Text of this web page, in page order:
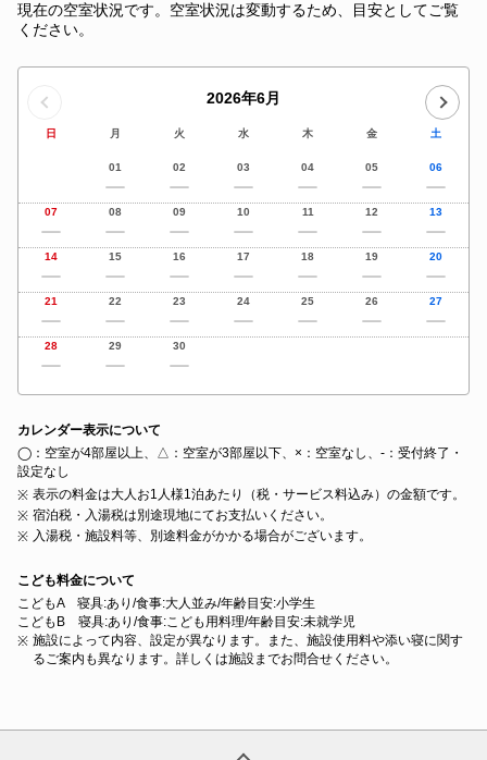
現在の空室状況です。空室状況は変動するため、目安としてご覧
ください。
2026年6月
日 月 火 水 木 金 土
01 02 03 04 05 06
07 08 09 10 11 12 13
14 15 16 17 18 19 20
21 22 23 24 25 26 27
28 29 30
カレンダー表示について
◯：空室が4部屋以上、△：空室が3部屋以下、×：空室なし、‐：受付終了・
設定なし
表示の料金は大人お1人様1泊あたり（税・サービス料込み）の金額です。
宿泊税・入湯税は別途現地にてお支払いください。
入湯税・施設料等、別途料金がかかる場合がございます。
こども料金について
こどもA 寝具:あり/食事:大人並み/年齢目安:小学生
こどもB 寝具:あり/食事:こども用料理/年齢目安:未就学児
施設によって内容、設定が異なります。また、施設使用料や添い寝に関す
るご案内も異なります。詳しくは施設までお問合せください。